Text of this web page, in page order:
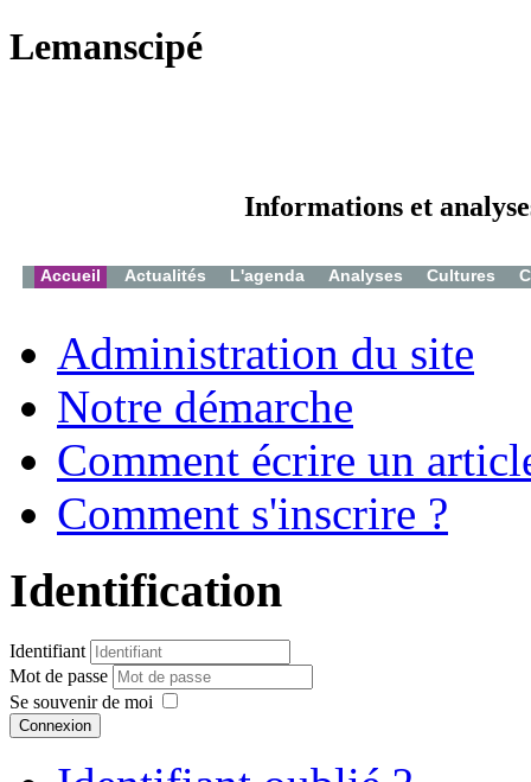
Lemanscipé
Informations et
Accueil Actualités L'agenda Analyses Cultures
Administration du site
Notre démarche
Comment écrire un
Comment s'inscrire ?
Identification
Identifiant
Mot de passe
Se souvenir de moi
Connexion